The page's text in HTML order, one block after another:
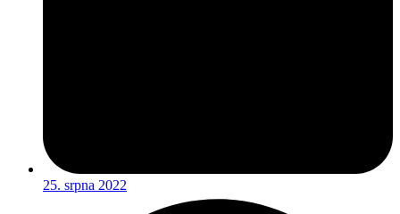
25. srpna 2022